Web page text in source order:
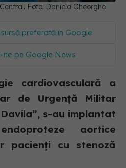
Foto: Daniela Gheorghe
preferată în Google
ne pe Google News
cardiovasculară a
de Urgență Militar
s-au implantat
aortice
pacienți cu stenoză